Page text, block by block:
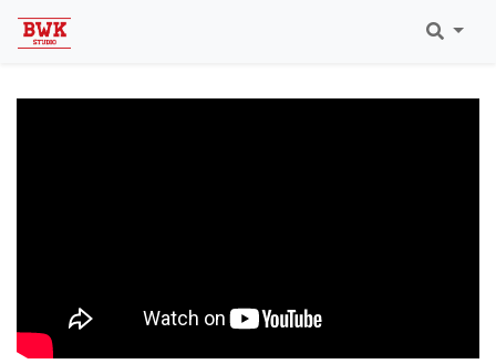
Eaubonne 2019